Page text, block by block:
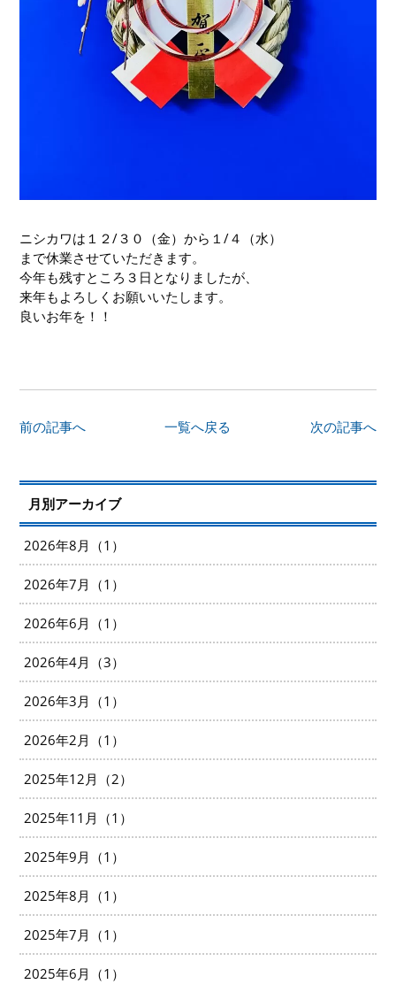
ニシカワは１２/３０（金）から１/４（水）
まで休業させていただきます。
今年も残すところ３日となりましたが、
来年もよろしくお願いいたします。
良いお年を！！
前の記事へ 一覧へ戻る 次の記事へ
月別アーカイブ
2026年8月（1）
2026年7月（1）
2026年6月（1）
2026年4月（3）
2026年3月（1）
2026年2月（1）
2025年12月（2）
2025年11月（1）
2025年9月（1）
2025年8月（1）
2025年7月（1）
2025年6月（1）